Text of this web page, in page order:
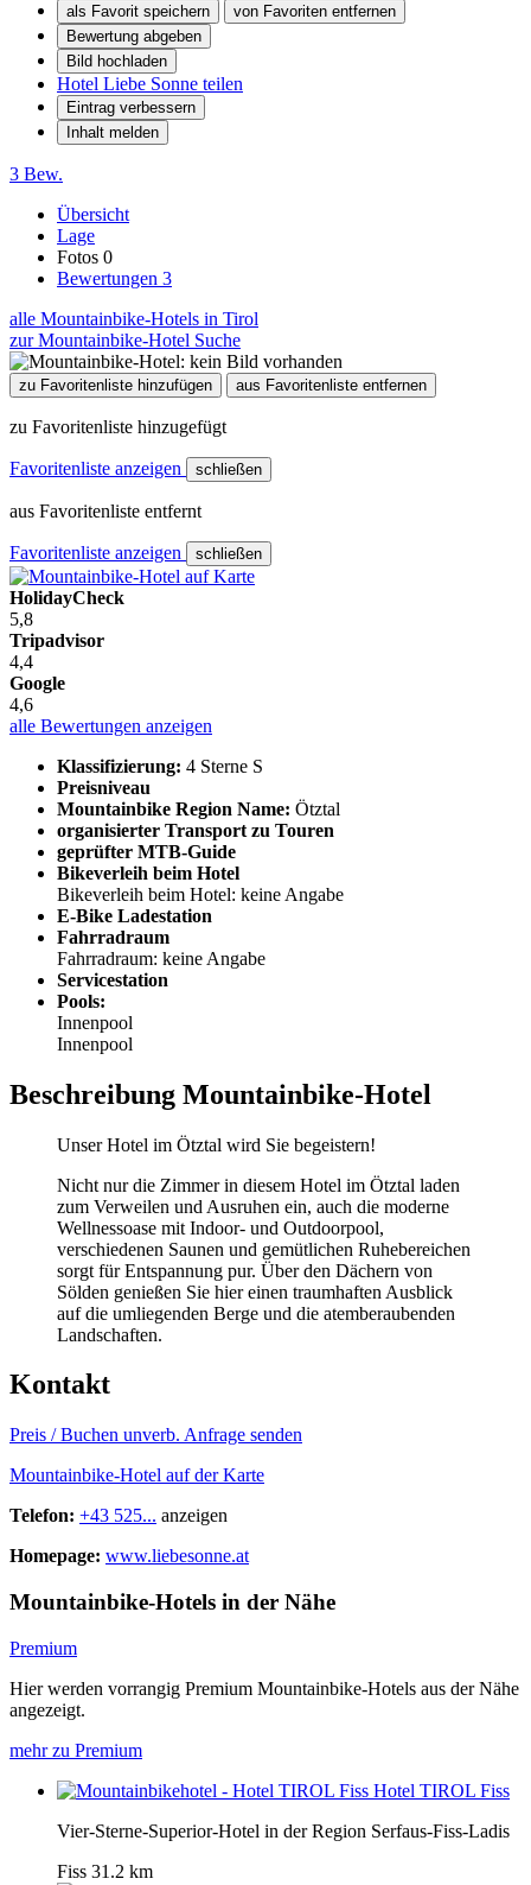
als Favorit speichern
von Favoriten entfernen
Bewertung abgeben
Bild hochladen
Hotel Liebe Sonne teilen
Eintrag verbessern
Inhalt melden
3 Bew.
Übersicht
Lage
Fotos 0
Bewertungen 3
alle Mountainbike-Hotels in Tirol
zur Mountainbike-Hotel Suche
zu Favoritenliste hinzufügen aus Favoritenliste entfernen
zu Favoritenliste hinzugefügt
Favoritenliste anzeigen schließen
aus Favoritenliste entfernt
Favoritenliste anzeigen schließen
HolidayCheck
5,8
Tripadvisor
4,4
Google
4,6
alle Bewertungen anzeigen
Klassifizierung: 4 Sterne S
Preisniveau
Mountainbike Region Name: Ötztal
organisierter Transport zu Touren
geprüfter MTB-Guide
Bikeverleih beim Hotel
Bikeverleih beim Hotel: keine Angabe
E-Bike Ladestation
Fahrradraum
Fahrradraum: keine Angabe
Servicestation
Pools:
Innenpool
Innenpool
Beschreibung Mountainbike-Hotel
Unser Hotel im Ötztal wird Sie begeistern!
Nicht nur die Zimmer in diesem Hotel im Ötztal laden
zum Verweilen und Ausruhen ein, auch die moderne
Wellnessoase mit Indoor- und Outdoorpool,
verschiedenen Saunen und gemütlichen Ruhebereichen
sorgt für Entspannung pur. Über den Dächern von
Sölden genießen Sie hier einen traumhaften Ausblick
auf die umliegenden Berge und die atemberaubenden
Landschaften.
Kontakt
Preis / Buchen unverb. Anfrage senden
Mountainbike-Hotel auf der Karte
Telefon: +43 525... anzeigen
Homepage: www.liebesonne.at
Mountainbike-Hotels in der Nähe
Premium
Hier werden vorrangig Premium Mountainbike-Hotels aus der Nähe
angezeigt.
mehr zu Premium
Hotel TIROL Fiss
Vier-Sterne-Superior-Hotel in der Region Serfaus-Fiss-Ladis
Fiss 31.2 km